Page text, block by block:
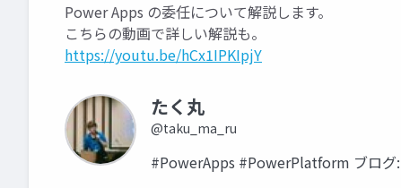
Power Apps の委任について解説します。
こちらの動画で詳しい解説も。
https://youtu.be/hCx1IPKIpjY
たく丸
@taku_ma_ru
#PowerApps #PowerPlatform ブロ